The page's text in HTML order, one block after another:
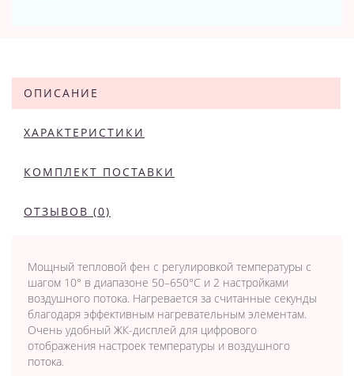
ОПИСАНИЕ
ХАРАКТЕРИСТИКИ
КОМПЛЕКТ ПОСТАВКИ
ОТЗЫВОВ (0)
Мощный тепловой фен с регулировкой температуры с
шагом 10° в диапазоне 50–650°C и 2 настройками
воздушного потока. Нагревается за считанные секунды
благодаря эффективным нагревательным элементам.
Очень удобный ЖК-дисплей для цифрового
отображения настроек температуры и воздушного
потока.